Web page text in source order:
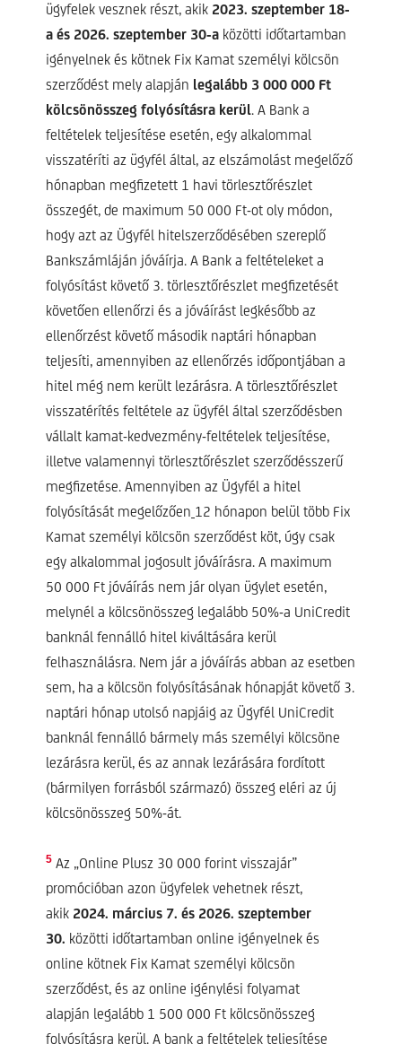
ügyfelek vesznek részt, akik 2023. szeptember 18-
a és 2026. szeptember 30-a közötti időtartamban
igényelnek és kötnek Fix Kamat személyi kölcsön
szerződést mely alapján legalább 3 000 000 Ft
kölcsönösszeg folyósításra kerül. A Bank a
feltételek teljesítése esetén, egy alkalommal
visszatéríti az ügyfél által, az elszámolást megelőző
hónapban megfizetett 1 havi törlesztőrészlet
összegét, de maximum 50 000 Ft-ot oly módon,
hogy azt az Ügyfél hitelszerződésében szereplő
Bankszámláján jóváírja. A Bank a feltételeket a
folyósítást követő 3. törlesztőrészlet megfizetését
követően ellenőrzi és a jóváírást legkésőbb az
ellenőrzést követő második naptári hónapban
teljesíti, amennyiben az ellenőrzés időpontjában a
hitel még nem került lezárásra. A törlesztőrészlet
visszatérítés feltétele az ügyfél által szerződésben
vállalt kamat-kedvezmény-feltételek teljesítése,
illetve valamennyi törlesztőrészlet szerződésszerű
megfizetése. Amennyiben az Ügyfél a hitel
folyósítását megelőzően 12 hónapon belül több Fix
Kamat személyi kölcsön szerződést köt, úgy csak
egy alkalommal jogosult jóváírásra. A maximum
50 000 Ft jóváírás nem jár olyan ügylet esetén,
melynél a kölcsönösszeg legalább 50%-a UniCredit
banknál fennálló hitel kiváltására kerül
felhasználásra. Nem jár a jóváírás abban az esetben
sem, ha a kölcsön folyósításának hónapját követő 3.
naptári hónap utolsó napjáig az Ügyfél UniCredit
banknál fennálló bármely más személyi kölcsöne
lezárásra kerül, és az annak lezárására fordított
(bármilyen forrásból származó) összeg eléri az új
kölcsönösszeg 50%-át.
5 Az „Online Plusz 30 000 forint visszajár”
promócióban azon ügyfelek vehetnek részt,
akik 2024. március 7. és 2026. szeptember
30. közötti időtartamban online igényelnek és
online kötnek Fix Kamat személyi kölcsön
szerződést, és az online igénylési folyamat
alapján legalább 1 500 000 Ft kölcsönösszeg
folyósításra kerül. A bank a feltételek teljesítése